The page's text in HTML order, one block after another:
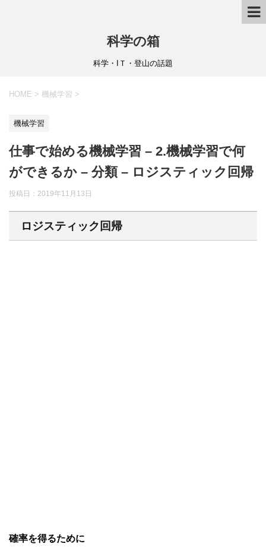
科学の箱
科学・IＴ・登山の話題
HOME > 機械学習 >
機械学習
仕事で始める機械学習 – 2.機械学習で何
ができるか – 分類 – ロジスティック回帰
投稿日： 2019年11月13日
ロジスティック回帰
確率を得るために